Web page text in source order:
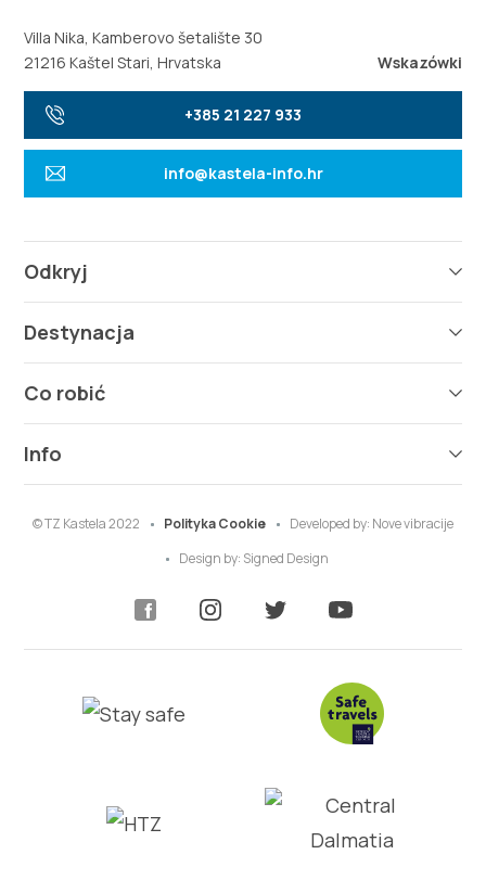
Villa Nika, Kamberovo šetalište 30
21216 Kaštel Stari, Hrvatska
Wskazówki
+385 21 227 933
info@kastela-info.hr
Odkryj
Destynacja
Co robić
Info
© TZ Kastela 2022 Polityka Cookie Developed by: Nove vibracije
Design by: Signed Design